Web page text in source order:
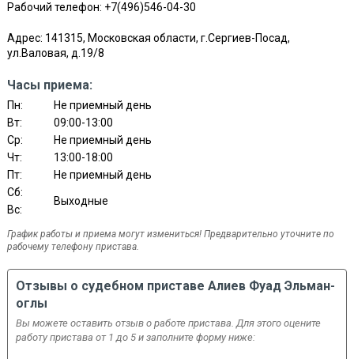
Рабочий телефон: +7(496)546-04-30
Адрес: 141315, Московская области, г.Сергиев-Посад,
ул.Валовая, д.19/8
Часы приема:
Пн:
Не приемный день
Вт:
09:00-13:00
Ср:
Не приемный день
Чт:
13:00-18:00
Пт:
Не приемный день
Сб:
Выходные
Вс:
График работы и приема могут измениться! Предварительно уточните по
рабочему телефону пристава.
Отзывы о судебном приставе Алиев Фуад Эльман-
оглы
Вы можете оставить отзыв о работе пристава. Для этого оцените
работу пристава от 1 до 5 и заполните форму ниже: